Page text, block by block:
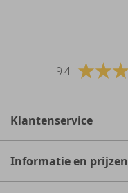
9.4
Klantenservice
Informatie en prijzen